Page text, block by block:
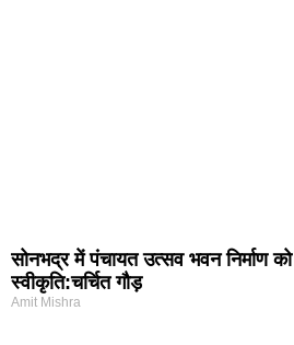
सोनभद्र में पंचायत उत्सव भवन निर्माण
स्वीकृति:चर्चित गौड़
Amit Mishra